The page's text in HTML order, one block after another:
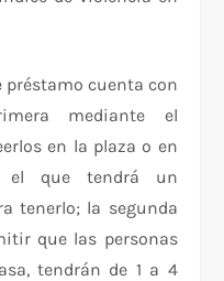
préstamo cuenta con
mediante el
en la plaza o en
el que tendrá un
tenerlo; la segunda
que las personas
tendrán de 1 a 4